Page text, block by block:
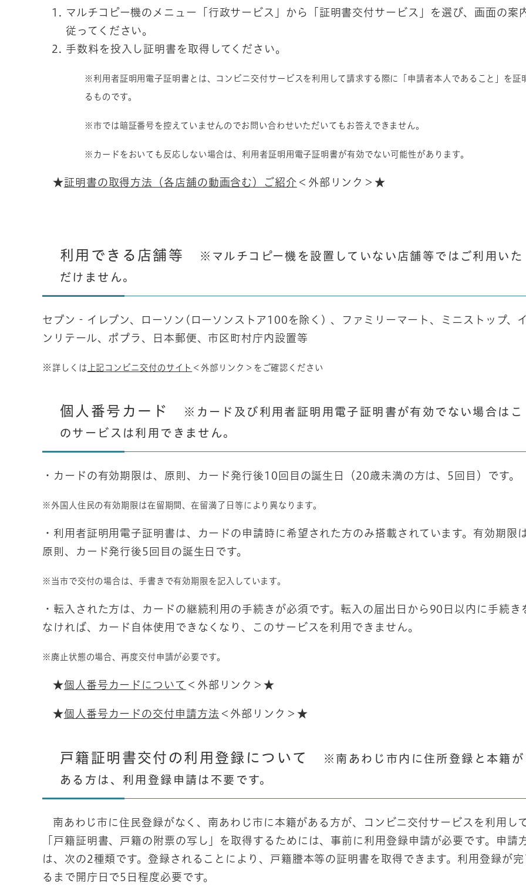
マルチコピー機のメニュー「行政サービス」から「証明書交付サービス」を選び、画面の案
従ってください。
手数料を投入し証明書を取得してください。
※利用者証明用電子証明書とは、コンビニ交付サービスを利用して請求する際に「申請者本人であること」を証
るものです。
※市では暗証番号を控えていませんのでお問い合わせいただいてもお答えできません。
※カードをおいても反応しない場合は、利用者証明用電子証明書が有効でない可能性があります。
★証明書の取得方法（各店舗の動画含む）ご紹介 ＜外部リンク＞★
利用できる店舗等
※マルチコピー機を設置していない店舗等ではご利用いた
だけません。
セブン‐イレブン、ローソン(ローソンストア100を除く) 、ファミリーマート、ミニストップ、
ンリテール、ポプラ、日本郵便、市区町村庁内設置等
※ 詳 しくは 上記コンビニ交付のサイト ＜外部リンク＞ をご確認ください
個人番号カード
※カード及び利用者証明用電子証明書が有効でない場合はこ
のサービスは利用できません。
・カードの有効期限は、原則、カード発行後10回目の誕生日（20歳未満の方は、5回目）です。
※外国人住民の有効期限は在留期間、在留満了日等により異なります。
・利用者証明用電子証明書は、カードの申請時に希望された方のみ搭載されています。有効期限
原則、カード発行後5回目の誕生日です。
※当市で交付の場合は、手書きで有効期限を記入しています。
・転入された方は、カードの継続利用の手続きが必須です。転入の届出日から90日以内に手続き
なければ、カード自体使用できなくなり、このサービスを利用できません。
※廃止状態の場合、再度交付申請が必要です。
★個人番号カードについて ＜外部リンク＞★
★個人番号カードの交付申請方法 ＜外部リンク＞ ★
戸籍証明書交付の利用登録について
※南あわじ市内に住所登録と本籍が
ある方は、利用登録申請は不要です。
南あわじ市に住民登録がなく、南あわじ市に本籍がある方が、コンビニ交付サービスを利用し
「戸籍証明書、戸籍の附票の写し」を取得するためには、事前に利用登録申請が必要です。申請
は、次の2種類です。登録されることにより、戸籍謄本等の証明書を取得できます。利用登録が
るまで開庁日で5日程度必要です。